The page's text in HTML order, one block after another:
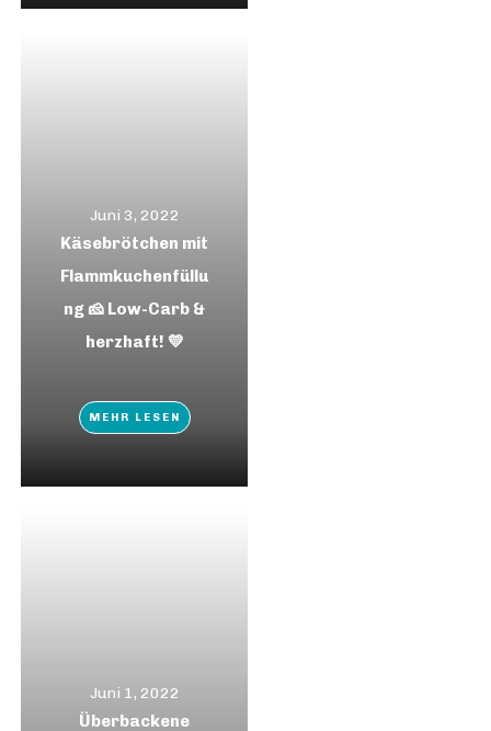
Juni 3, 2022
Käsebrötchen mit
Flammkuchenfüllu
ng 🧀 Low-Carb &
herzhaft! 💛
MEHR LESEN
Juni 1, 2022
Überbackene